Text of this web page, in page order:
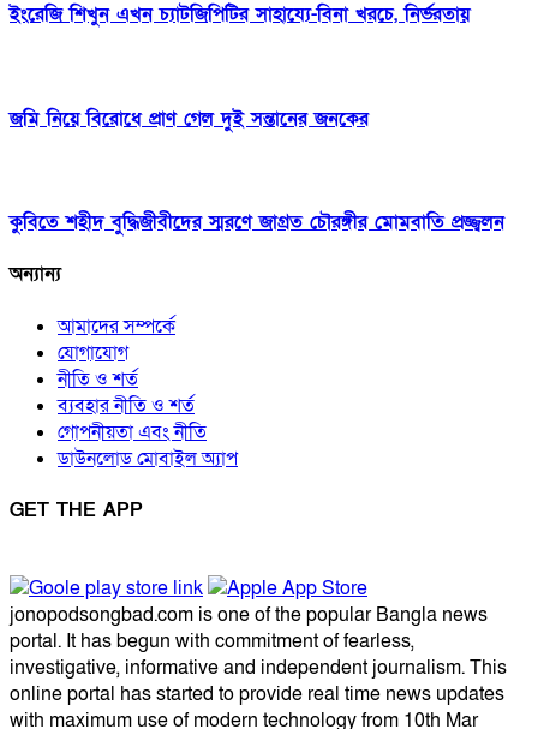
ইংরেজি শিখুন এখন চ্যাটজিপিটির সাহায্যে-বিনা খরচে, নির্ভরতায়
জমি নিয়ে বিরোধে প্রাণ গেল দুই সন্তানের জনকের
কুবিতে শহীদ বুদ্ধিজীবীদের স্মরণে জাগ্রত চৌরঙ্গীর মোমবাতি প্রজ্জ্বলন
অন্যান্য
আমাদের সম্পর্কে
যোগাযোগ
নীতি ও শর্ত
ব্যবহার নীতি ও শর্ত
গোপনীয়তা এবং নীতি
ডাউনলোড মোবাইল অ্যাপ
GET THE APP
jonopodsongbad.com is one of the popular Bangla news
portal. It has begun with commitment of fearless,
investigative, informative and independent journalism. This
online portal has started to provide real time news updates
with maximum use of modern technology from 10th Mar